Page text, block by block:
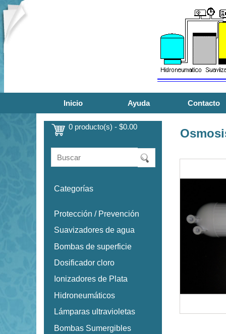
Inicio Ayuda Contacto
0 producto(s) - $0.00
Categorías
Protección / Prevención
Suavizadores de agua
Bombas de superficie
Dosificador cloro
Ionizadores de Plata
Hidroneumáticos
Lámparas ultravioletas
Bombas Sumergibles